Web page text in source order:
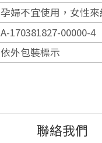
孕婦不宜使用，女性
A-170381827-00000-4
依外包裝標示
聯絡我們